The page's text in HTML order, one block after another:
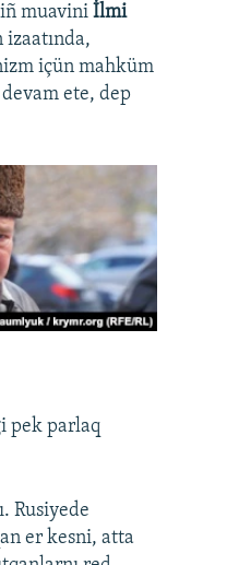
muaviniİlmi
izaatında,
içün mahküm
devam ete, dep
pek parlaq
Rusiyede
er kesni, atta